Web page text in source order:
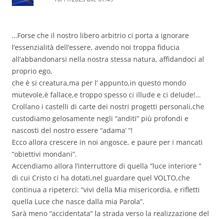
…Forse che il nostro libero arbitrio ci porta a ignorare
l’essenzialità dell’essere, avendo noi troppa fiducia
all’abbandonarsi nella nostra stessa natura, affidandoci al
proprio ego,
che è si creatura,ma per l’ appunto,in questo mondo
mutevole,è fallace,e troppo spesso ci illude e ci delude!…
Crollano i castelli di carte dei nostri progetti personali,che
custodiamo gelosamente negli “anditi” più profondi e
nascosti del nostro essere “adama’ “!
Ecco allora crescere in noi angosce, e paure per i mancati
“obiettivi mondani”.
Accendiamo allora l’interruttore di quella “luce interiore ”
di cui Cristo ci ha dotati,nel guardare quel VOLTO,che
continua a ripeterci: “vivi della Mia misericordia, e rifletti
quella Luce che nasce dalla mia Parola”.
Sarà meno “accidentata” la strada verso la realizzazione del